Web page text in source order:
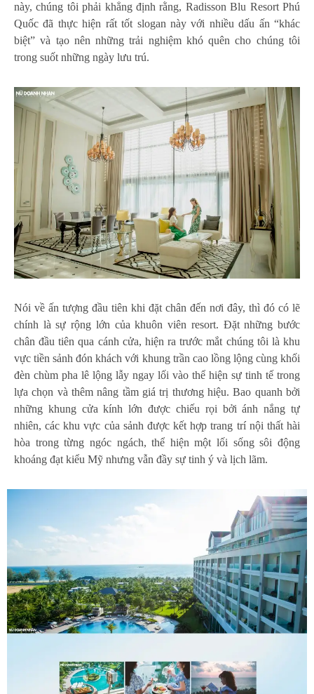
này, chúng tôi phải khẳng định rằng, Radisson Blu Resort Phú
Quốc đã thực hiện rất tốt slogan này với nhiều dấu ấn “khác
biệt” và tạo nên những trải nghiệm khó quên cho chúng tôi
trong suốt những ngày lưu trú.
Nói về ấn tượng đầu tiên khi đặt chân đến nơi đây, thì đó có lẽ
chính là sự rộng lớn của khuôn viên resort. Đặt những bước
chân đầu tiên qua cánh cửa, hiện ra trước mắt chúng tôi là khu
vực tiền sảnh đón khách với khung trần cao lồng lộng cùng khối
đèn chùm pha lê lộng lẫy ngay lối vào thể hiện sự tinh tế trong
lựa chọn và thêm nâng tầm giá trị thương hiệu. Bao quanh bởi
những khung cửa kính lớn được chiếu rọi bởi ánh nắng tự
nhiên, các khu vực của sảnh được kết hợp trang trí nội thất hài
hòa trong từng ngóc ngách, thể hiện một lối sống sôi động
khoáng đạt kiểu Mỹ nhưng vẫn đầy sự tinh ý và lịch lãm.